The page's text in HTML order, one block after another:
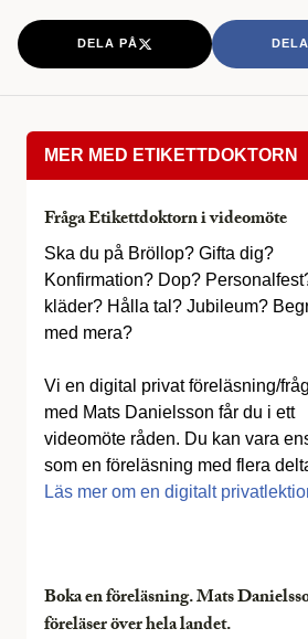
DELA PÅ
MER MED ETIKETTDOKTORN
Fråga Etikettdoktorn i videomöte
Ska du på Bröllop? Gifta dig?
Konfirmation? Dop?
kläder? Hålla tal? Jubileum?
med mera?
Vi en digital privat föreläsning/
med Mats Danielsson får du i ett
videomöte råden. Du kan vara
som en föreläsning med flera
Läs mer om en digitalt
Boka en föreläsning. Mats
föreläser över hela landet.